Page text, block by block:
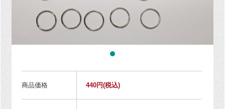
商品価格 440円(税込)